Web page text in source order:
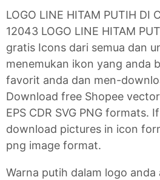
LOGO LINE HITAM PUTIH DI
12043 LOGO LINE HITAM
gratis Icons dari semua dan
menemukan ikon yang anda
favorit anda dan men-
Download free Shopee
EPS CDR SVG PNG formats.
download pictures in icon
png image format.
Warna putih dalam logo anda